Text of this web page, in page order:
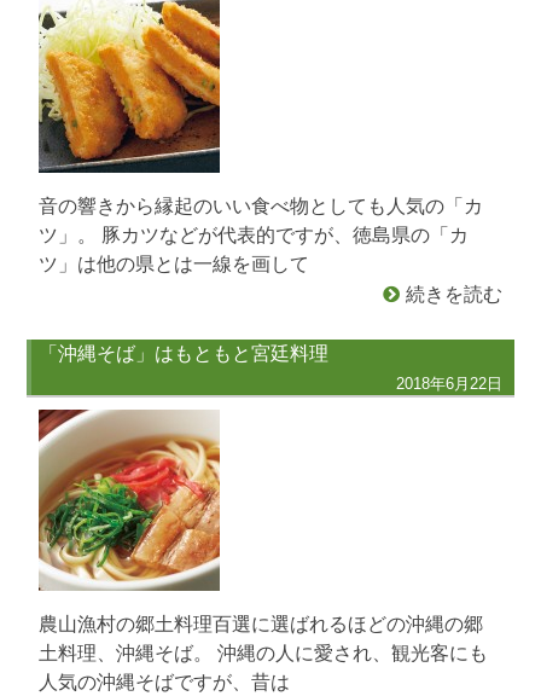
音の響きから縁起のいい食べ物としても人気の「カ
ツ」。 豚カツなどが代表的ですが、徳島県の「カ
ツ」は他の県とは一線を画して
続きを読む
「沖縄そば」はもともと宮廷料理
2018年6月22日
農山漁村の郷土料理百選に選ばれるほどの沖縄の郷
土料理、沖縄そば。 沖縄の人に愛され、観光客にも
人気の沖縄そばですが、昔は